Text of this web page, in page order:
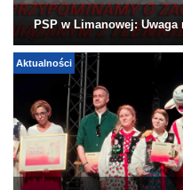
PSP w Limanowej:
Aktualności